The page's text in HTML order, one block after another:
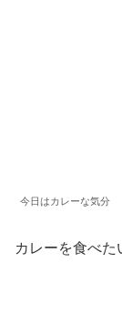
今日はカレーな気分
カレーを食べた